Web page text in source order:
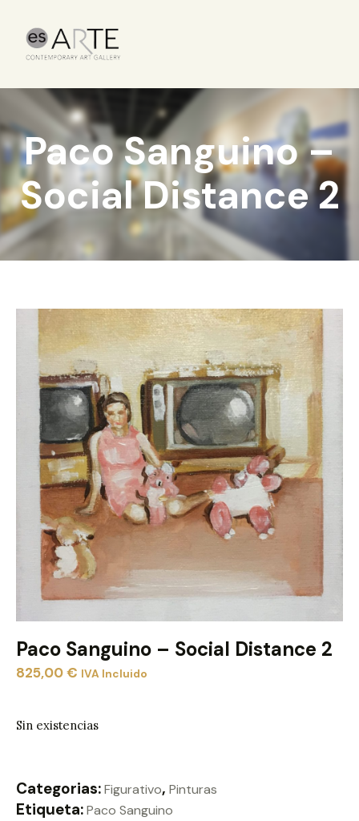
Paco Sanguino –
Social Distance 2
Paco Sanguino – Social Distance 2
825,00€ IVA Incluido
Sin existencias
Categorias:Figurativo, Pinturas
Etiqueta:Paco Sanguino